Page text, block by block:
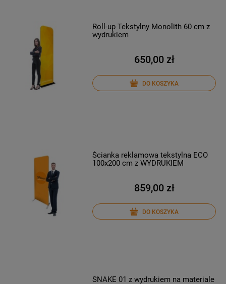
Roll-up Tekstylny Monolith 60 cm z
wydrukiem
650,00 zł
DO KOSZYKA
Ścianka reklamowa tekstylna ECO
100x200 cm z WYDRUKIEM
859,00 zł
DO KOSZYKA
SNAKE 01 z wydrukiem na materiale